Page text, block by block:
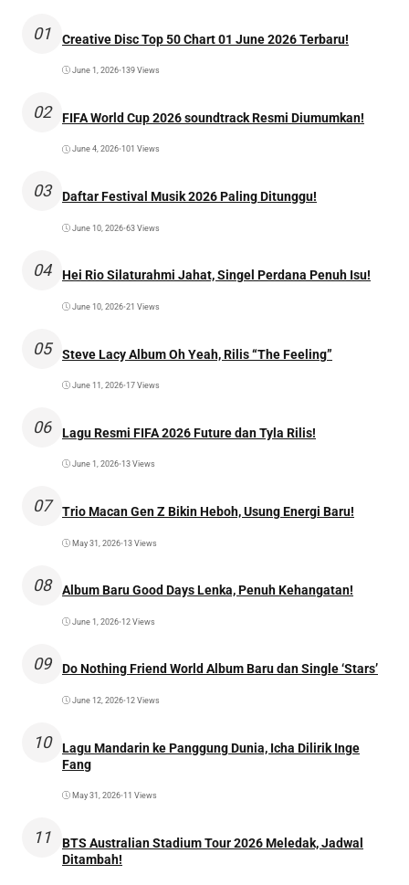
01 Creative Disc Top 50 Chart 01 June 2026 Terbaru!
June 1, 2026•139 Views
02 FIFA World Cup 2026 soundtrack Resmi Diumumkan!
June 4, 2026•101 Views
03 Daftar Festival Musik 2026 Paling Ditunggu!
June 10, 2026•63 Views
04 Hei Rio Silaturahmi Jahat, Singel Perdana Penuh Isu!
June 10, 2026•21 Views
05 Steve Lacy Album Oh Yeah, Rilis “The Feeling”
June 11, 2026•17 Views
06 Lagu Resmi FIFA 2026 Future dan Tyla Rilis!
June 1, 2026•13 Views
07 Trio Macan Gen Z Bikin Heboh, Usung Energi Baru!
May 31, 2026•13 Views
08 Album Baru Good Days Lenka, Penuh Kehangatan!
June 1, 2026•12 Views
09 Do Nothing Friend World Album Baru dan Single ‘Stars’
June 12, 2026•12 Views
10
Lagu Mandarin ke Panggung Dunia, Icha Dilirik Inge
Fang
May 31, 2026•11 Views
11
BTS Australian Stadium Tour 2026 Meledak, Jadwal
Ditambah!